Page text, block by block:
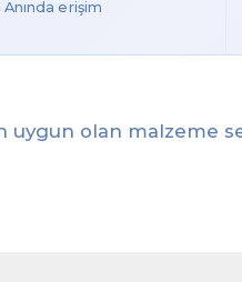
erişim
uygun olan malzeme